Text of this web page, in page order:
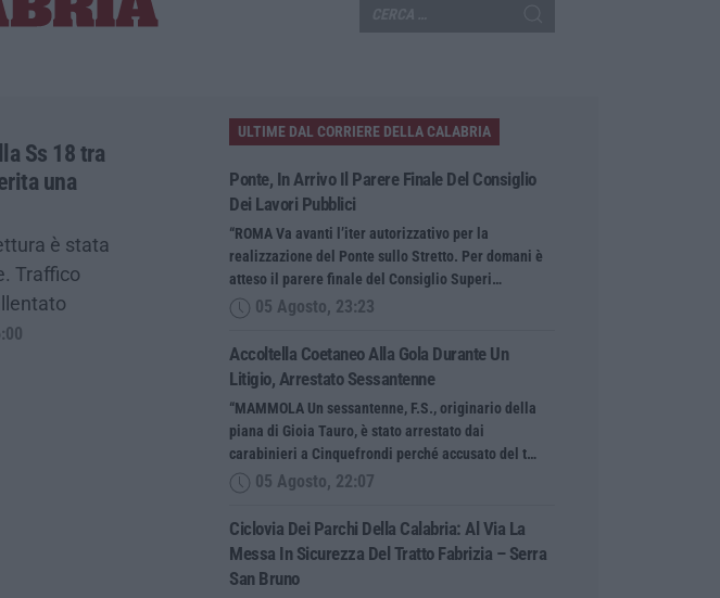
Ss 18 tra
una
è stata
Traffico
ULTIME DAL CORRIERE DELLA CALABRIA
Ponte, In Arrivo Il Parere Finale Del Consiglio
Dei Lavori Pubblici
“ROMA Va avanti l’iter autorizzativo per la
realizzazione del Ponte sullo Stretto. Per domani è
atteso il parere finale del Consiglio Superi…
05 Agosto, 23:23
Accoltella Coetaneo Alla Gola Durante Un
Litigio, Arrestato Sessantenne
“MAMMOLA Un sessantenne, F.S., originario della
piana di Gioia Tauro, è stato arrestato dai
carabinieri a Cinquefrondi perché accusato del t…
05 Agosto, 22:07
Ciclovia Dei Parchi Della Calabria: Al Via La
Messa In Sicurezza Del Tratto Fabrizia – Serra
San Bruno